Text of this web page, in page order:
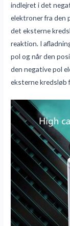
indlejret i det
elektroner fra den
det eksterne
reaktion. I
pol og når den
den negative pol
eksterne kredsløb